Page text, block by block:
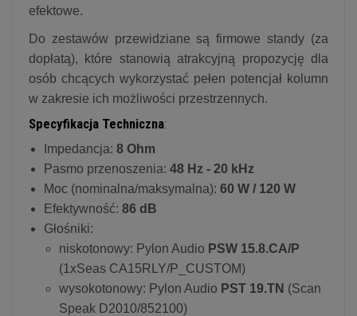
efektowe.
Do zestawów przewidziane są firmowe standy (za
dopłatą), które stanowią atrakcyjną propozycję dla
osób chcących wykorzystać pełen potencjał kolumn
w zakresie ich możliwości przestrzennych.
Specyfikacja Techniczna:
Impedancja: 8 Ohm
Pasmo przenoszenia: 48 Hz - 20 kHz
Moc (nominalna/maksymalna): 60 W / 120 W
Efektywność: 86 dB
Głośniki:
niskotonowy: Pylon Audio PSW 15.8.CA/P
(1xSeas CA15RLY/P_CUSTOM)
wysokotonowy: Pylon Audio PST 19.TN (Scan
Speak D2010/852100)